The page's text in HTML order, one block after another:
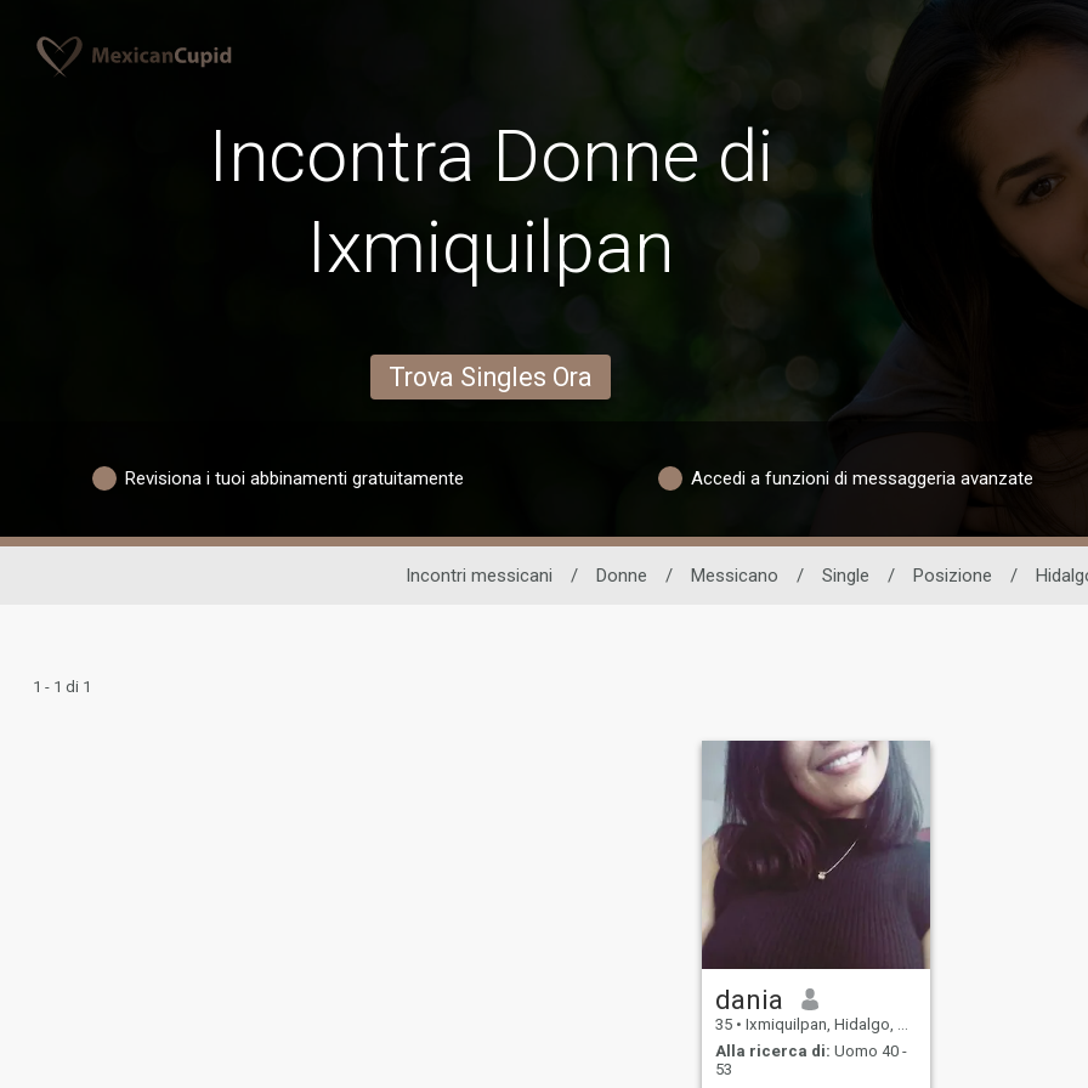
Incontra Donne di
Ixmiquilpan
Trova Singles Ora
Revisiona i tuoi abbinamenti gratuitamente Accedi a funzioni di messaggeria avanzate
Incontri messicani / Donne / Messicano / Single / Posizione /
1 - 1 di 1
dania
35 • Ixmiquilpan, Hidalgo, Messico
Alla ricerca di: Uomo 40 -
53